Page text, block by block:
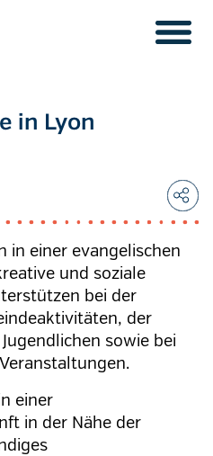
in Lyon
in einer evangelischen
und soziale
bei der
der
sowie bei
einer
in der Nähe der